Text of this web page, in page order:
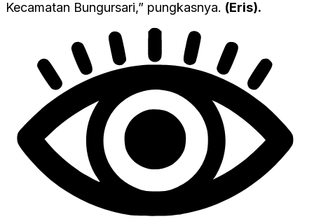
Kecamatan Bungursari,” pungkasnya. (Eris).